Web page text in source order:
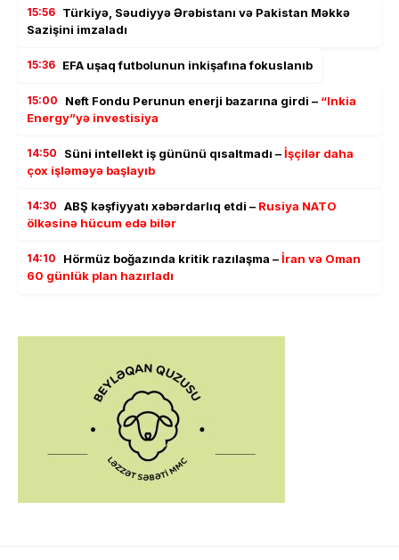
15:56 Türkiyə, Səudiyyə Ərəbistanı və Pakistan Məkkə
Sazişini imzaladı
15:36 EFA uşaq futbolunun inkişafına fokuslanıb
15:00 Neft Fondu Perunun enerji bazarına girdi – “Inkia
Energy”yə investisiya
14:50 Süni intellekt iş gününü qısaltmadı –İşçilər daha
çox işləməyə başlayıb
14:30 ABŞ kəşfiyyatı xəbərdarlıq etdi – Rusiya NATO
ölkəsinə hücum edə bilər
14:10 Hörmüz boğazında kritik razılaşma –İran və Oman
60 günlük plan hazırladı